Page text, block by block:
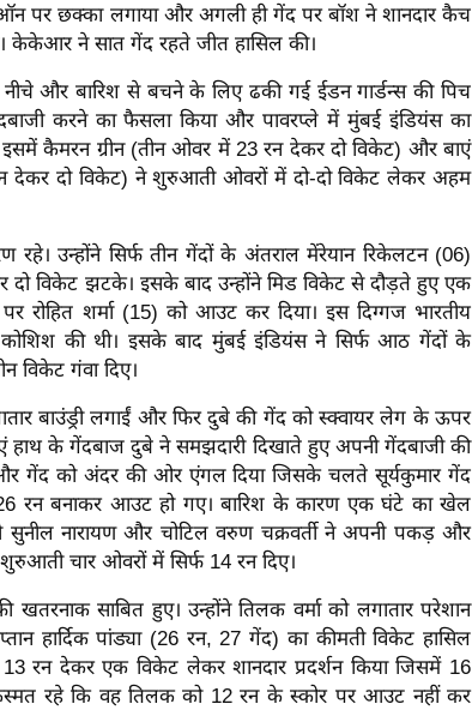
पर छक्का लगाया और अगली ही गेंद पर बॉश ने शानदार कैच
केकेआर ने सात गेंद रहते जीत हासिल की।
और बारिश से बचने के लिए ढकी गई ईडन गार्डन्स की पिच
करने का फैसला किया और पावरप्ले में मुंबई इंडियंस का
इसमें कैमरन ग्रीन (तीन ओवर में 23 रन देकर दो विकेट) और बाएं
देकर दो विकेट) ने शुरुआती ओवरों में दो-दो विकेट लेकर अहम
रहे। उन्होंने सिर्फ तीन गेंदों के अंतराल मेंरेयान रिकेलटन (06)
विकेट झटके। इसके बाद उन्होंने मिड विकेट से दौड़ते हुए एक
शर्मा (15) को आउट कर दिया। इस दिग्गज भारतीय
की थी। इसके बाद मुंबई इंडियंस ने सिर्फ आठ गेंदों के
विकेट गंवा दिए।
बाउंड्री लगाईं और फिर दुबे की गेंद को स्क्वायर लेग के ऊपर
हाथ के गेंदबाज दुबे ने समझदारी दिखाते हुए अपनी गेंदबाजी की
गेंद को अंदर की ओर एंगल दिया जिसके चलते सूर्यकुमार गेंद
रन बनाकर आउट हो गए। बारिश के कारण एक घंटे का खेल
नारायण और चोटिल वरुण चक्रवर्ती ने अपनी पकड़ और
चार ओवरों में सिर्फ 14 रन दिए।
साबित हुए। उन्होंने तिलक वर्मा को लगातार परेशान
हार्दिक पांड्या (26 रन, 27 गेंद) का कीमती विकेट हासिल
रन देकर एक विकेट लेकर शानदार प्रदर्शन किया जिसमें 16
रहे कि वह तिलक को 12 रन के स्कोर पर आउट नहीं कर